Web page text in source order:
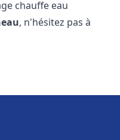
chauffe eau
, n'hésitez pas à